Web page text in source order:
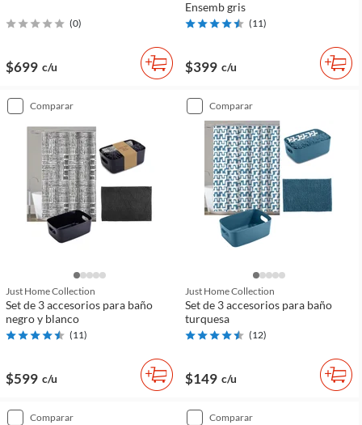
(0)
$699 c/u
Ensemb gris
(11)
$399 c/u
comparar
Just Home Collection
Set de 3 accesorios para baño
negro y blanco
(11)
$599 c/u
comparar
Just Home Collection
Set de 3 accesorios para baño
turquesa
(12)
$149 c/u
comparar comparar